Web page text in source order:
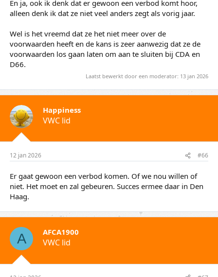
En ja, ook ik denk dat er gewoon een verbod komt hoor,
alleen denk ik dat ze niet veel anders zegt als vorig jaar.
Wel is het vreemd dat ze het niet meer over de
voorwaarden heeft en de kans is zeer aanwezig dat ze de
voorwaarden los gaan laten om aan te sluiten bij CDA en
D66.
Laatst bewerkt door een moderator: 13 jan 2026
Happiness
VWC lid
12 jan 2026 #66
Er gaat gewoon een verbod komen. Of we nou willen of
niet. Het moet en zal gebeuren. Succes ermee daar in Den
Haag.
A AFCA1900
VWC lid